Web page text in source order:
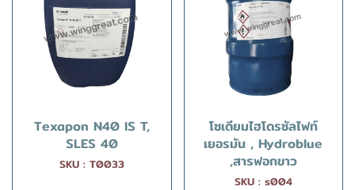
Texapon N40 IS T,
SLES 40
SKU : T0033
โซเดียมไฮโดรซัลไฟท์
เยอรมัน , Hydroblue
,สารฟอกขาว
SKU : s004